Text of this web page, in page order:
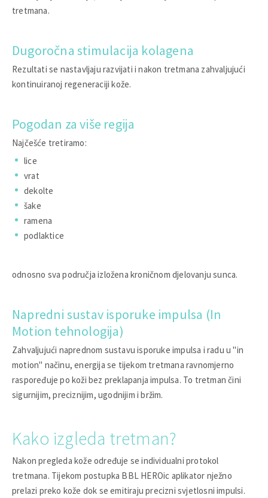
tretmana.
Dugoročna stimulacija kolagena
Rezultati se nastavljaju razvijati i nakon tretmana zahvaljujući
kontinuiranoj regeneraciji kože.
Pogodan za više regija
Najčešće tretiramo:
lice
vrat
dekolte
šake
ramena
podlaktice
odnosno sva područja izložena kroničnom djelovanju sunca.
Napredni sustav isporuke impulsa (In
Motion tehnologija)
Zahvaljujući naprednom sustavu isporuke impulsa i radu u "in
motion" načinu, energija se tijekom tretmana ravnomjerno
raspoređuje po koži bez preklapanja impulsa. To tretman čini
sigurnijim, preciznijim, ugodnijim i bržim.
Kako izgleda tretman?
Nakon pregleda kože određuje se individualni protokol
tretmana. Tijekom postupka BBL HEROic aplikator nježno
prelazi preko kože dok se emitiraju precizni svjetlosni impulsi.